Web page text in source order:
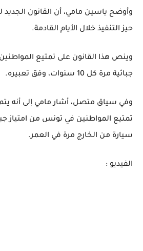
حيز التنفيذ خلال الأيام القادمة.
وينص هذا القانون على تمتيع المواطنين
جبائية مرة كل 10 سنوات، وفق تعبيره.
وفي سياق متصل، أشار مامي إلى أنه
تمتيع المواطنين في تونس من امتياز
سيارة من الخارج مرة في العمر.
الفيديو :